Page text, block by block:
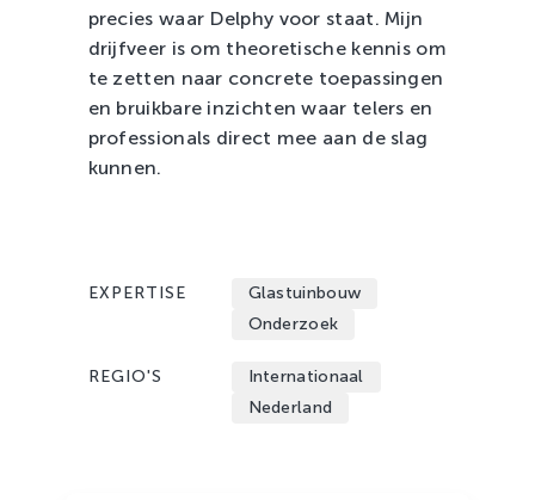
precies waar Delphy voor staat. Mijn
drijfveer is om theoretische kennis om
te zetten naar concrete toepassingen
en bruikbare inzichten waar telers en
professionals direct mee aan de slag
kunnen.
EXPERTISE
Glastuinbouw
Onderzoek
REGIO'S
Internationaal
Nederland